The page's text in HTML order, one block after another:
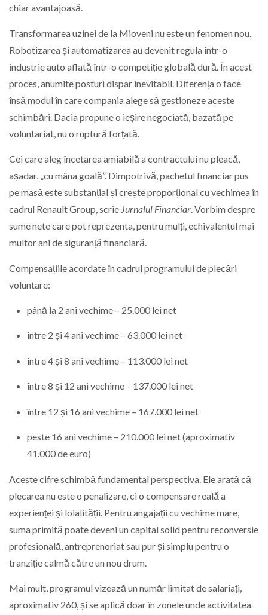
chiar avantajoasă.
Transformarea uzinei de la Mioveni nu este un fenomen nou.
Robotizarea și automatizarea au devenit regula într-o
industrie auto aflată într-o competiție globală dură. În acest
proces, anumite posturi dispar inevitabil. Diferența o face
însă modul în care compania alege să gestioneze aceste
schimbări. Dacia propune o ieșire negociată, bazată pe
voluntariat, nu o ruptură forțată.
Cei care aleg încetarea amiabilă a contractului nu pleacă,
așadar, „cu mâna goală”. Dimpotrivă, pachetul financiar pus
pe masă este substanțial și crește proporțional cu vechimea în
cadrul Renault Group, scrie Jurnalul Financiar. Vorbim despre
sume nete care pot reprezenta, pentru mulți, echivalentul mai
multor ani de siguranță financiară.
Compensațiile acordate în cadrul programului de plecări
voluntare:
până la 2 ani vechime – 25.000 lei net
între 2 și 4 ani vechime – 63.000 lei net
între 4 și 8 ani vechime – 113.000 lei net
între 8 și 12 ani vechime – 137.000 lei net
între 12 și 16 ani vechime – 167.000 lei net
peste 16 ani vechime – 210.000 lei net (aproximativ
41.000 de euro)
Aceste cifre schimbă fundamental perspectiva. Ele arată că
plecarea nu este o penalizare, ci o compensare reală a
experienței și loialității. Pentru angajații cu vechime mare,
suma primită poate deveni un capital solid pentru reconversie
profesională, antreprenoriat sau pur și simplu pentru o
tranziție calmă către un nou drum.
Mai mult, programul vizează un număr limitat de salariați,
aproximativ 260, și se aplică doar în zonele unde activitatea